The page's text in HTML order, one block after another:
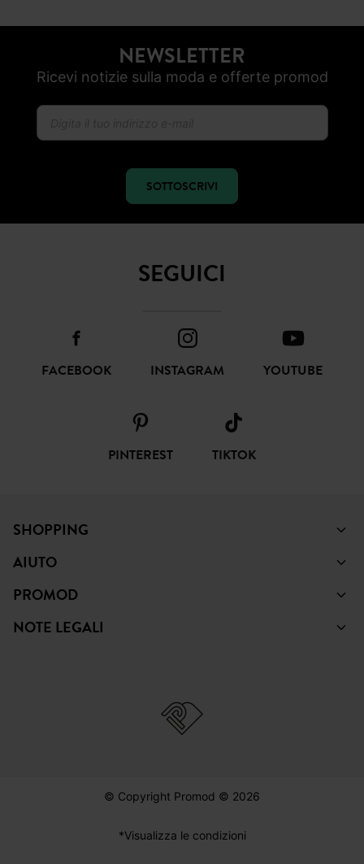
NEWSLETTER
Ricevi notizie sulla moda e offerte promod
SOTTOSCRIVI
SEGUICI
FACEBOOK INSTAGRAM YOUTUBE
PINTEREST TIKTOK
SHOPPING
AIUTO
PROMOD
NOTE LEGALI
© Copyright Promod © 2026
*Visualizza le condizioni